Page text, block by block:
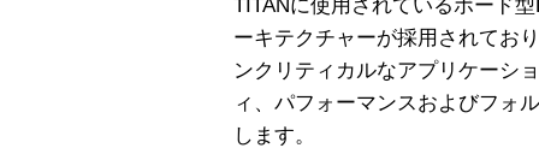
TITANに使用されているボード
ーキテクチャーが採用されてお
ンクリティカルなアプリケーシ
ィ、パフォーマンスおよびフォ
します。